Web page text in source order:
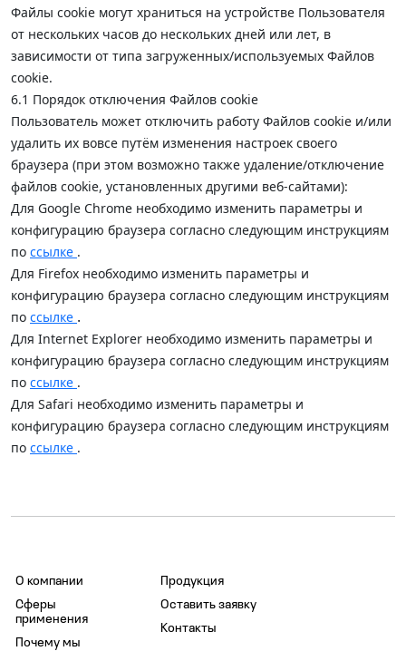
Файлы cookie могут храниться на устройстве Пользователя
от нескольких часов до нескольких дней или лет, в
зависимости от типа загруженных/используемых Файлов
cookie.
6.1 Порядок отключения Файлов cookie
Пользователь может отключить работу Файлов cookie и/или
удалить их вовсе путём изменения настроек своего
браузера (при этом возможно также удаление/отключение
файлов cookie, установленных другими веб-сайтами):
Для Google Chrome необходимо изменить параметры и
конфигурацию браузера согласно следующим инструкциям
по ссылке .
Для Firefox необходимо изменить параметры и
конфигурацию браузера согласно следующим инструкциям
по ссылке .
Для Internet Explorer необходимо изменить параметры и
конфигурацию браузера согласно следующим инструкциям
по ссылке .
Для Safari необходимо изменить параметры и
конфигурацию браузера согласно следующим инструкциям
по ссылке .
О компании
Сферы
применения
Почему мы
Продукция
Оставить заявку
Контакты